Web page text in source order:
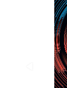
непознанное